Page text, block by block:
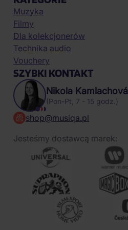
Muzyka
Filmy
Dla kolekcjonerów
Technika audio
Vouchery
SZYBKI KONTAKT
Nikola Kamlachová
(Pon-Pt, 7 - 15 godz.)
shop@musiqa.pl
Jesteśmy dostawcą marek: